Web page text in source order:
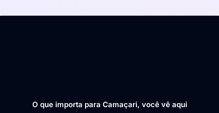
O que importa para Camaçari, você vê aqui